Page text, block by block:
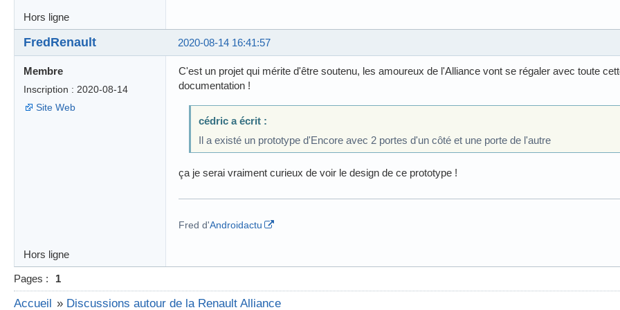
Hors ligne
2020-08-14 16:41:57
FredRenault
Membre
Inscription : 2020-08-14
Site Web
C'est un projet qui mérite d'être soutenu, les amoureux de l'Alliance vont se régaler avec toute
documentation !
cédric a écrit :
Il a existé un prototype d'Encore avec 2 portes d'un côté et une porte de l'autre
ça je serai vraiment curieux de voir le design de ce prototype !
Fred d'Androidactu
Hors ligne
Pages : 1
Accueil » Discussions autour de la Renault Alliance